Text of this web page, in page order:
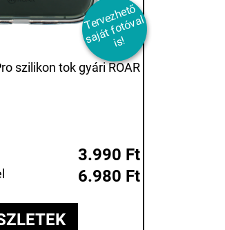
T
er
v
e
z
h
et
ő
s
aj
át
f
ot
ó
v
al
i
s!
szilikon tok gyári ROAR
3.990 Ft
6.980 Ft